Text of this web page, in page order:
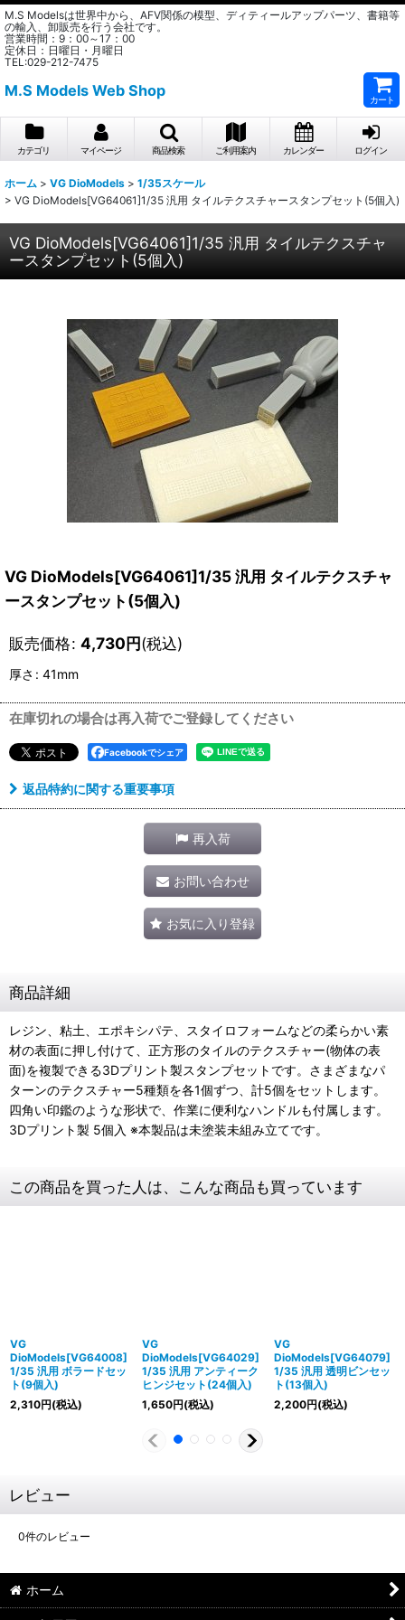
M.S Modelsは世界中から、AFV関係の模型、ディティールアップパーツ、書籍等
の輸入、卸販売を行う会社です。
営業時間：9：00～17：00
定休日：日曜日・月曜日
TEL:029-212-7475
M.S Models Web Shop
カート
カテゴリ マイページ 商品検索 ご利用案内 カレンダー ログイン
ホーム > VG DioModels > 1/35スケール
> VG DioModels[VG64061]1/35 汎用 タイルテクスチャースタンプセット(5個入)
VG DioModels[VG64061]1/35 汎用 タイルテクスチャ
ースタンプセット(5個入)
VG DioModels[VG64061]1/35 汎用 タイルテクスチャ
ースタンプセット(5個入)
販売価格: 4,730円(税込)
厚さ : 41mm
在庫切れの場合は再入荷でご登録してください
Facebookでシェア
返品特約に関する重要事項
再入荷
お問い合わせ
お気に入り登録
商品詳細
レジン、粘土、エポキシパテ、スタイロフォームなどの柔らかい素
材の表面に押し付けて、正方形のタイルのテクスチャー(物体の表
面)を複製できる3Dプリント製スタンプセットです。さまざまなパ
ターンのテクスチャー5種類を各1個ずつ、計5個をセットします。
四角い印鑑のような形状で、作業に便利なハンドルも付属します。
3Dプリント製 5個入 ※本製品は未塗装未組み立てです。
この商品を買った人は、こんな商品も買っています
VG
DioModels[VG64008]
1/35 汎用 ボラードセッ
ト(9個入)
2,310円(税込)
VG
DioModels[VG64029]
1/35 汎用 アンティーク
ヒンジセット(24個入)
1,650円(税込)
VG
DioModels[VG64079]
1/35 汎用 透明ビンセッ
ト(13個入)
2,200円(税込)
レビュー
0件のレビュー
ホーム